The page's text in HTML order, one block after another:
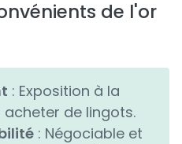
de l'or
: Exposition à la
de lingots.
: Négociable et